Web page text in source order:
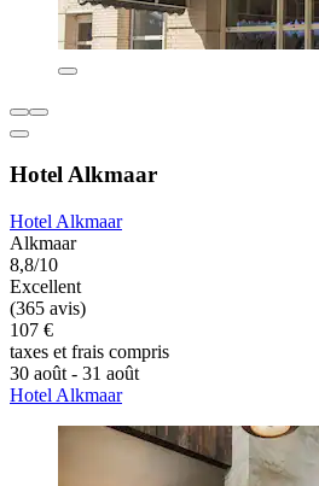
Hotel Alkmaar
Hotel Alkmaar
Alkmaar
8,8/10
Excellent
(365 avis)
107 €
taxes et frais compris
30 août - 31 août
Hotel Alkmaar